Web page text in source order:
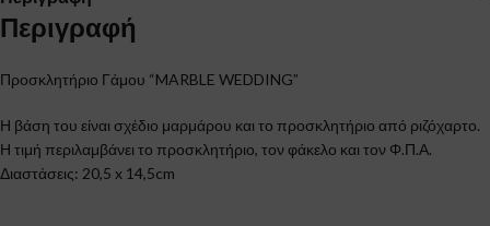
Περιγραφή
Προσκλητήριο Γάμου “MARBLE WEDDING”
Η βάση του είναι σχέδιο μαρμάρου και το προσκλητήριο από ριζόχαρτο.
Η τιμή περιλαμβάνει το προσκλητήριο, τον φάκελο και τον Φ.Π.Α.
Διαστάσεις: 20,5 x 14,5cm